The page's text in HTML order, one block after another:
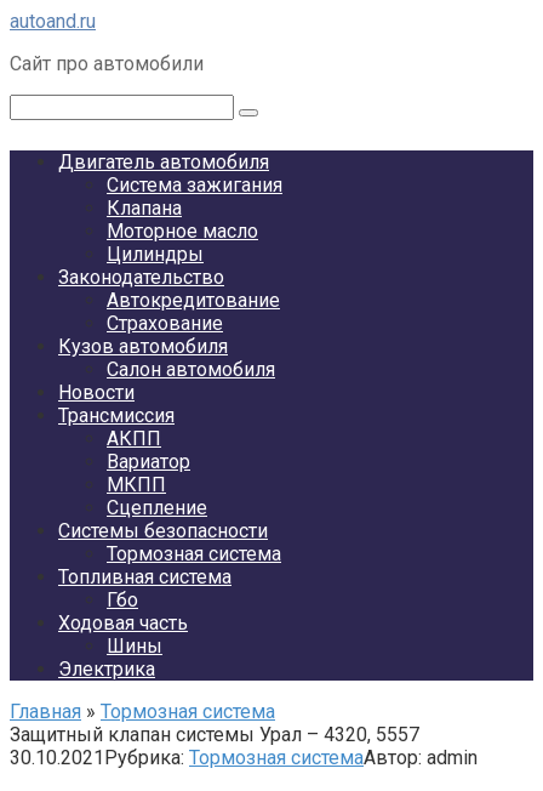
Перейти
контенту
autoand.ru
Сайт про автомобили
Двигатель автомобиля
Система зажигания
Клапана
Моторное масло
Цилиндры
Законодательство
Автокредитование
Страхование
Кузов автомобиля
Салон автомобиля
Новости
Трансмиссия
АКПП
Вариатор
МКПП
Сцепление
Системы безопасности
Тормозная система
Топливная система
Гбо
Ходовая часть
Шины
Электрика
Главная » Тормозная система
Защитный клапан системы Урал – 4320, 5557
30.10.2021Рубрика: Тормозная системаАвтор: admin